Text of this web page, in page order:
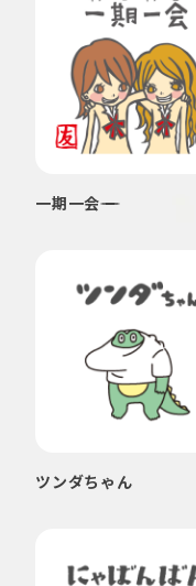
一期一会
ツンダちゃん